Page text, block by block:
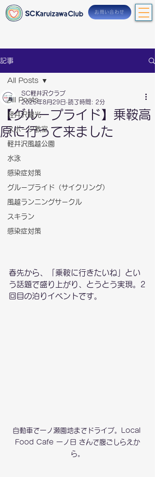
お問い合わせ
記事
All Posts
軽井沢観光
スポーツ教室
軽井沢風越公園
水泳
感染症対策
グループライド（サイクリング）
風越ランニングサークル
スキラン
感染症対策
All Posts
【グループライド】乗鞍高
原に行って来ました
SC軽井沢クラブ
2025年8月29日 読了時間: 2分
春先から、「乗鞍に行きたいね」とい
う話題で盛り上がり、とうとう実現。2
回目の泊りイベントです。
自動車で一ノ瀬園地までドライブ。Local
Food Cafe 一ノ日 さんで腹ごしらえか
ら。